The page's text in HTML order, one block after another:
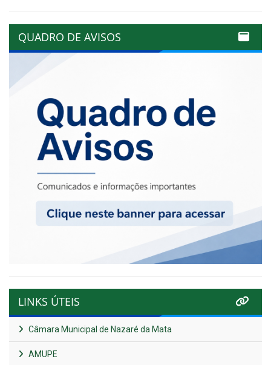
QUADRO DE AVISOS
LINKS ÚTEIS
Câmara Municipal de Nazaré da Mata
AMUPE